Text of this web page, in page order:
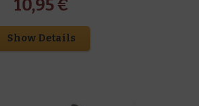
10,95€
Show Details